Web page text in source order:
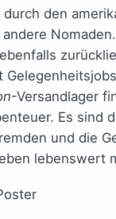
den
-Versandlager
Es sind
und die
lebenswert